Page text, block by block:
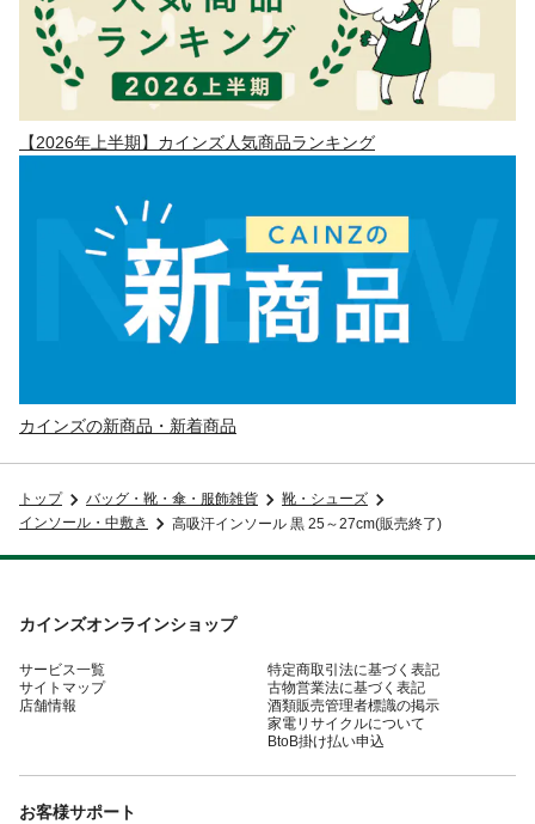
【2026年上半期】カインズ人気商品ランキング
カインズの新商品・新着商品
トップ バッグ・靴・傘・服飾雑貨
靴・シューズ
インソール・中敷き
高吸汗インソール 黒 25～27cm(販売終了)
カインズオンラインショップ
サービス一覧
サイトマップ
店舗情報
特定商取引法に基づく表記
古物営業法に基づく表記
酒類販売管理者標識の掲示
家電リサイクルについて
BtoB掛け払い申込
お客様サポート